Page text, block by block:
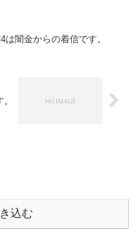
は闇金からの着信です。
込む